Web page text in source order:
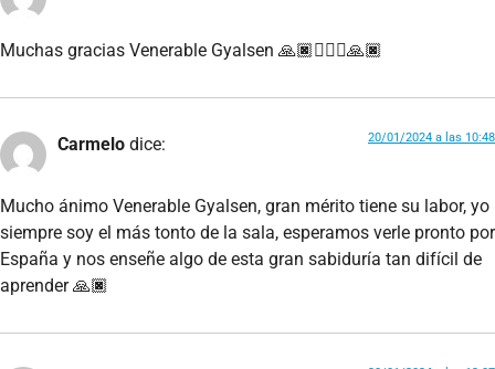
Muchas gracias Venerable Gyalsen 🙏🏿🙇🏿‍♂️🙏🏿
Carmelo dice: 20/01/2024 a las 10:48
Mucho ánimo Venerable Gyalsen, gran mérito tiene su labor, yo
siempre soy el más tonto de la sala, esperamos verle pronto por
España y nos enseñe algo de esta gran sabiduría tan difícil de
aprender 🙏🏿